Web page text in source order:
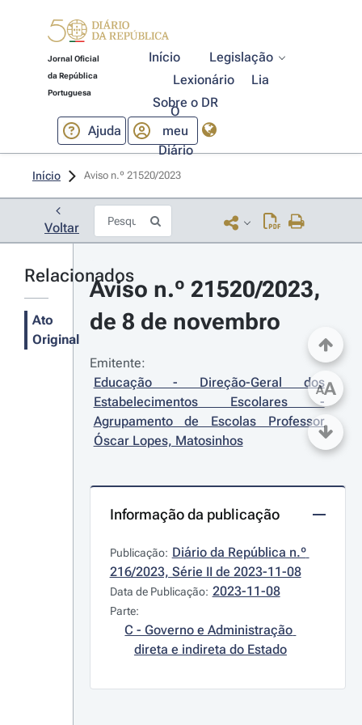
Jornal Oficial
da República
Portuguesa
Início
Legislação
Lexionário
Lia
Sobre o DR
Ajuda
O
meu
Diário
Início Aviso n.º 21520/2023
Voltar
Relacionados
Ato
Original
Aviso n.º 21520/2023,
de 8 de novembro
Emitente:
Educação - Direção-Geral dos
Estabelecimentos Escolares -
Agrupamento de Escolas Professor
Óscar Lopes, Matosinhos
Informação da publicação
Publicação: Diário da República n.º
216/2023, Série II de 2023-11-08
Data de Publicação: 2023-11-08
Parte:
C - Governo e Administração
direta e indireta do Estado
AA